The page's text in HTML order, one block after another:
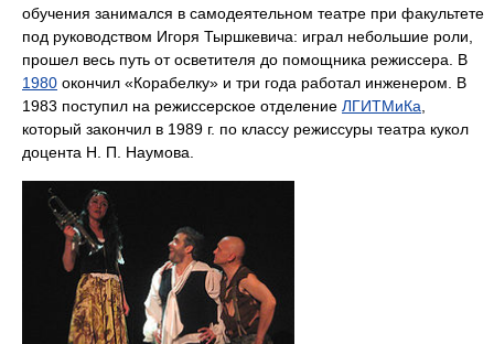
обучения занимался в самодеятельном театре при факультете
под руководством Игоря Тыршкевича: играл небольшие роли,
прошел весь путь от осветителя до помощника режиссера. В
1980 окончил «Корабелку» и три года работал инженером. В
1983 поступил на режиссерское отделение ЛГИТМиКа
который закончил в 1989 г. по классу режиссуры театра кукол
доцента Н. П. Наумова.